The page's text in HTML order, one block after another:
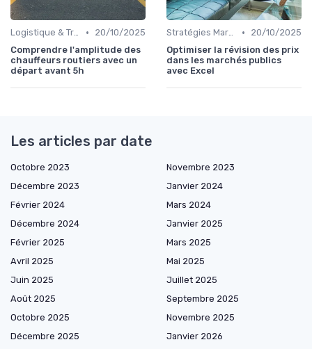
Logistique & Transport •
20/10/2025
Comprendre l'amplitude des
chauffeurs routiers avec un
départ avant 5h
Stratégies Marchés •
20/10/2025
Optimiser la révision des prix
dans les marchés publics
avec Excel
Les articles par date
Octobre 2023
Novembre 2023
Décembre 2023
Janvier 2024
Février 2024
Mars 2024
Décembre 2024
Janvier 2025
Février 2025
Mars 2025
Avril 2025
Mai 2025
Juin 2025
Juillet 2025
Août 2025
Septembre 2025
Octobre 2025
Novembre 2025
Décembre 2025
Janvier 2026